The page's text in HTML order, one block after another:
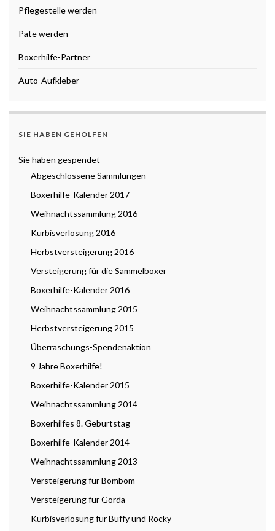
Pflegestelle werden
Pate werden
Boxerhilfe-Partner
Auto-Aufkleber
SIE HABEN GEHOLFEN
Sie haben gespendet
Abgeschlossene Sammlungen
Boxerhilfe-Kalender 2017
Weihnachtssammlung 2016
Kürbisverlosung 2016
Herbstversteigerung 2016
Versteigerung für die Sammelboxer
Boxerhilfe-Kalender 2016
Weihnachtssammlung 2015
Herbstversteigerung 2015
Überraschungs-Spendenaktion
9 Jahre Boxerhilfe!
Boxerhilfe-Kalender 2015
Weihnachtssammlung 2014
Boxerhilfes 8. Geburtstag
Boxerhilfe-Kalender 2014
Weihnachtssammlung 2013
Versteigerung für Bombom
Versteigerung für Gorda
Kürbisverlosung für Buffy und Rocky